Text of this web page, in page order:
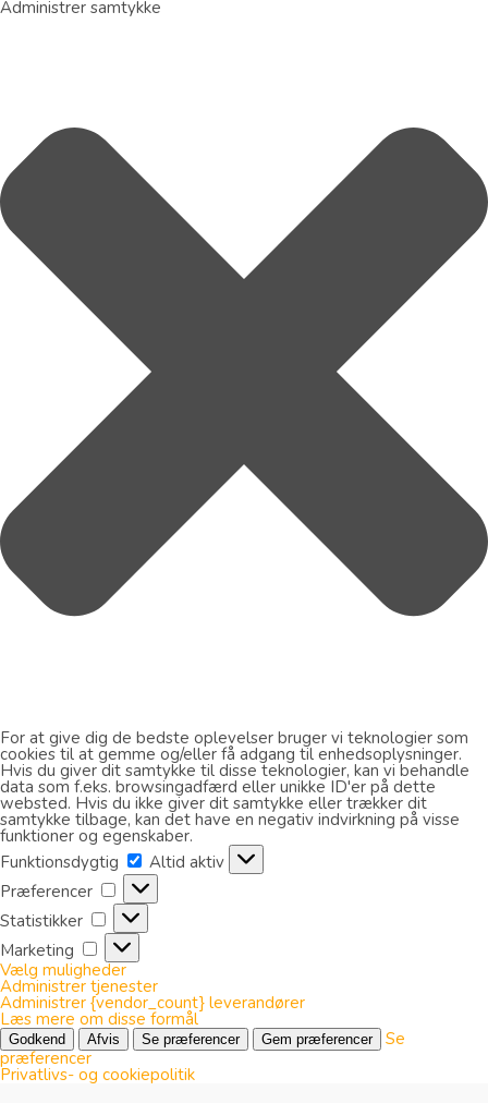
Administrer samtykke
For at give dig de bedste oplevelser bruger vi teknologier som
cookies til at gemme og/eller få adgang til enhedsoplysninger.
Hvis du giver dit samtykke til disse teknologier, kan vi behandle
data som f.eks. browsingadfærd eller unikke ID'er på dette
websted. Hvis du ikke giver dit samtykke eller trækker dit
samtykke tilbage, kan det have en negativ indvirkning på visse
funktioner og egenskaber.
Funktionsdygtig
Funktionsdygtig
Altid aktiv
Præferencer
Præferencer
Statistikker
Statistikker
Marketing
Marketing
Vælg muligheder
Administrer tjenester
Administrer {vendor_count} leverandører
Læs mere om disse formål
Godkend Afvis Se præferencer Gem præferencer
Se
præferencer
Privatlivs- og cookiepolitik